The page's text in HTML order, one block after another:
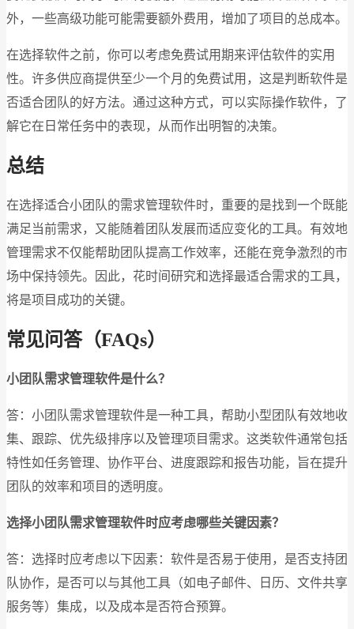
外，一些高级功能可能需要额外费用，增加了项目的总成本。
在选择软件之前，你可以考虑免费试用期来评估软件的实用
性。许多供应商提供至少一个月的免费试用，这是判断软件是
否适合团队的好方法。通过这种方式，可以实际操作软件，了
解它在日常任务中的表现，从而作出明智的决策。
总结
在选择适合小团队的需求管理软件时，重要的是找到一个既能
满足当前需求，又能随着团队发展而适应变化的工具。有效地
管理需求不仅能帮助团队提高工作效率，还能在竞争激烈的市
场中保持领先。因此，花时间研究和选择最适合需求的工具，
将是项目成功的关键。
常见问答（FAQs）
小团队需求管理软件是什么？
答：小团队需求管理软件是一种工具，帮助小型团队有效地收
集、跟踪、优先级排序以及管理项目需求。这类软件通常包括
特性如任务管理、协作平台、进度跟踪和报告功能，旨在提升
团队的效率和项目的透明度。
选择小团队需求管理软件时应考虑哪些关键因素？
答：选择时应考虑以下因素：软件是否易于使用，是否支持团
队协作，是否可以与其他工具（如电子邮件、日历、文件共享
服务等）集成，以及成本是否符合预算。